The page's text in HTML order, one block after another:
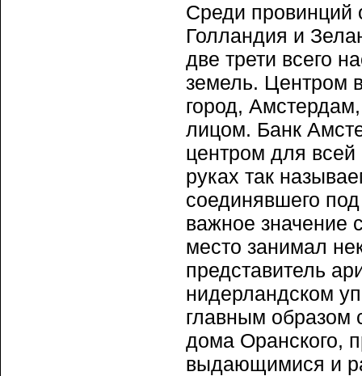
Среди провинций
Голландия и
две трети всего
земель. Центром
город,
лицом. Банк
центром для
руках так
соединявшего
важное значение
место занимал
представитель
нидерландском
главным образом
дома Оранского,
выдающимися и